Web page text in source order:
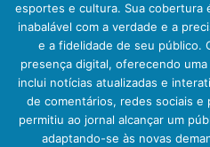
esportes e cultura. Sua cobertura
inabalável com a verdade e a
e a fidelidade de seu público.
presença digital, oferecendo
inclui notícias atualizadas e
de comentários, redes sociais e
permitiu ao jornal alcançar um
adaptando-se às novas